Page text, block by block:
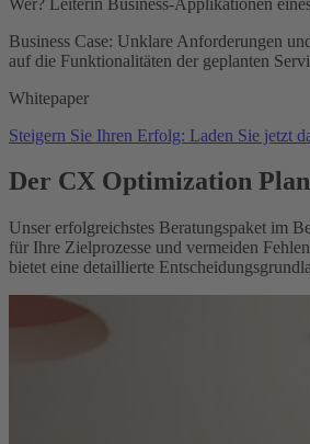
Business Case: Unklare Anforderungen
auf die Funktionalitäten der geplanten
Whitepaper
Steigern Sie Ihren Erfolg: Laden Sie jetzt
Der CX Optimization
Unser erfolgreichstes Beratungspaket im
für Ihre Zielprozesse und vermeiden
bietet eine detaillierte